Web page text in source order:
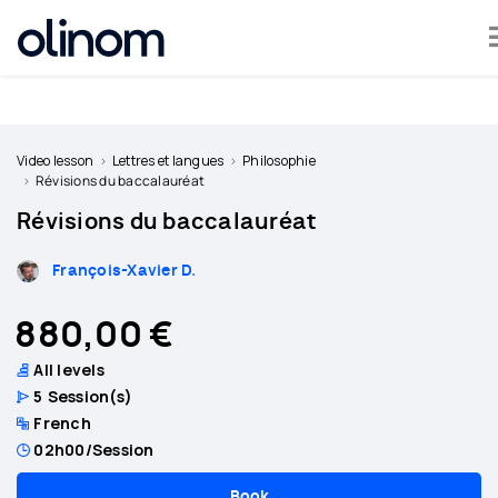
a
teacher
in
Video lesson Lettres et langues
Philosophie
Révisions du baccalauréat
Révisions du baccalauréat
François-Xavier D.
880,00 €
All levels
5 Session(s)
French
02h00/Session
Cookies management panel